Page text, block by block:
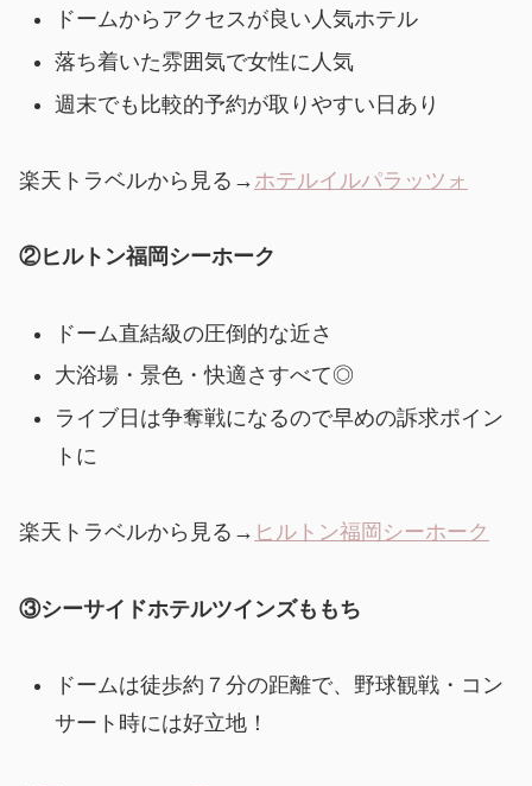
ドームからアクセスが良い人気ホテル
落ち着いた雰囲気で女性に人気
週末でも比較的予約が取りやすい日あり
楽天トラベルから見る→ ホテルイルパラッツォ
②ヒルトン福岡シーホーク
ドーム直結級の圧倒的な近さ
大浴場・景色・快適さすべて◎
ライブ日は争奪戦になるので早めの訴求ポイン
トに
楽天トラベルから見る→ ヒルトン福岡シーホーク
③シーサイドホテルツインズももち
ドームは徒歩約７分の距離で、野球観戦・コン
サート時には好立地！